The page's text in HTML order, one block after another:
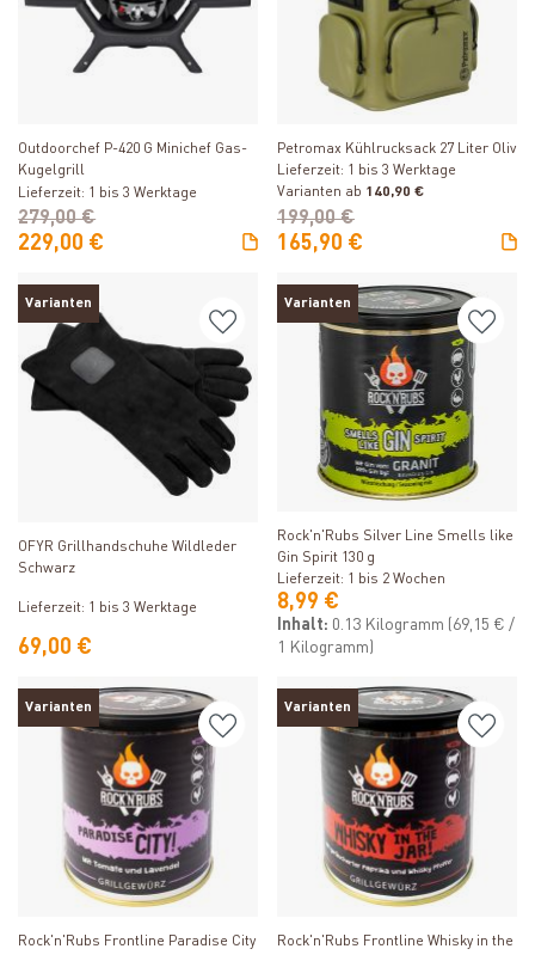
Outdoorchef P-420 G Minichef Gas-
Kugelgrill
Lieferzeit: 1 bis 3 Werktage
229,00 €
279,00 €
Produkt ansehen
Petromax Kühlrucksack 27 Liter Oliv
Lieferzeit: 1 bis 3 Werktage
Varianten ab 140,90 €
165,90 €
199,00 €
Varianten
OFYR Grillhandschuhe Wildleder
Schwarz
Lieferzeit: 1 bis 3 Werktage
69,00 €
Varianten
Produkt ansehen
Rock'n'Rubs Silver Line Smells like
Gin Spirit 130 g
Lieferzeit: 1 bis 2 Wochen
8,99 €
Inhalt: 0.13 Kilogramm
(69,15 € /
1 Kilogramm)
Varianten
Produkt ansehen
Rock'n'Rubs Frontline Paradise City
Varianten
Produkt ansehen
Rock'n'Rubs Frontline Whisky in the